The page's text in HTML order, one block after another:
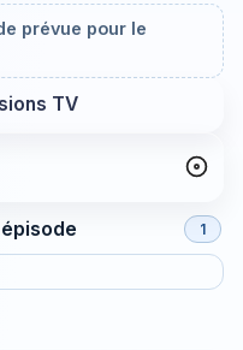
prévue pour le
TV
1